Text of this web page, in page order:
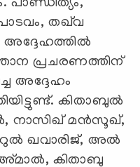
പാണ്ഡിത്യം,
തഖ്‌വ
പ്രചരണത്തിന്
അദ്ദേഹം
കിതാബുല്‍
നാസിഖ് മന്‍സൂഖ്,
ഖവാരിജ്, അല്‍
കിതാബു